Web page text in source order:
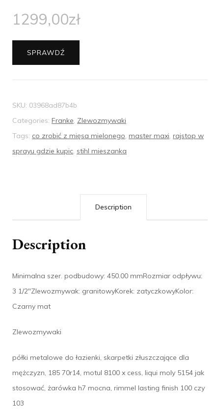
1299,00zł
SPRAWDŹ
SKU: 03968ad87b4b
Categories: Franke, Zlewozmywaki
Tags: co zrobić z mięsa mielonego, master maxi, rajstop w
sprayu gdzie kupic, stihl mieszanka
Description
Description
Minimalna szer. podbudowy: 450.00 mmRozmiar odpływu:
3 1/2″Zlewozmywak: granitowyKorek: zatyczkowyKolor:
Czarny mat
Zlewozmywaki
półki metalowe do łazienki, skarpetki złuszczające dla
mężczyzn, 185 70r14, motul 8100 x cess, liqui moly 5154 jak
stosować, żarówka h7 mocna, rimmel lasting finish 100 czy
103